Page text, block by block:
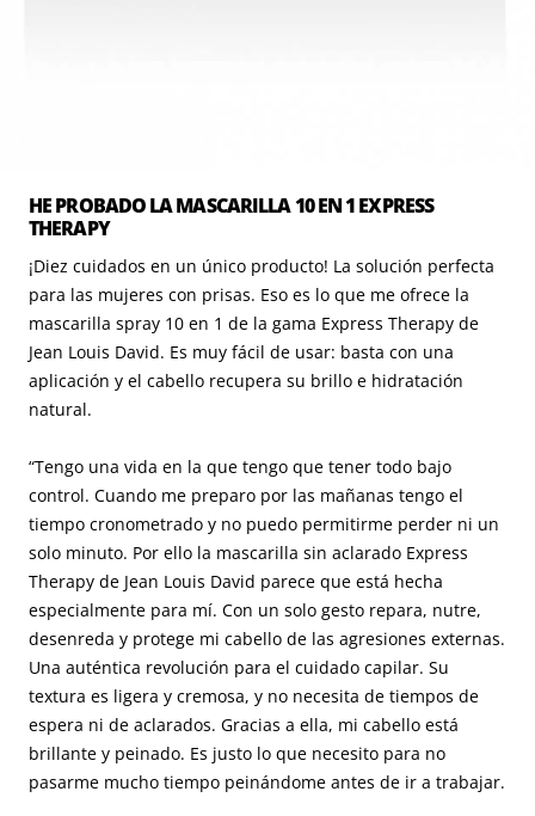
HE PROBADO LA MASCARILLA 10 EN 1 EXPRESS
THERAPY
¡Diez cuidados en un único producto! La solución perfecta
para las mujeres con prisas. Eso es lo que me ofrece la
mascarilla spray 10 en 1 de la gama Express Therapy de
Jean Louis David. Es muy fácil de usar: basta con una
aplicación y el cabello recupera su brillo e hidratación
natural.
“Tengo una vida en la que tengo que tener todo bajo
control. Cuando me preparo por las mañanas tengo el
tiempo cronometrado y no puedo permitirme perder ni un
solo minuto. Por ello la mascarilla sin aclarado Express
Therapy de Jean Louis David parece que está hecha
especialmente para mí. Con un solo gesto repara, nutre,
desenreda y protege mi cabello de las agresiones externas.
Una auténtica revolución para el cuidado capilar. Su
textura es ligera y cremosa, y no necesita de tiempos de
espera ni de aclarados. Gracias a ella, mi cabello está
brillante y peinado. Es justo lo que necesito para no
pasarme mucho tiempo peinándome antes de ir a trabajar.